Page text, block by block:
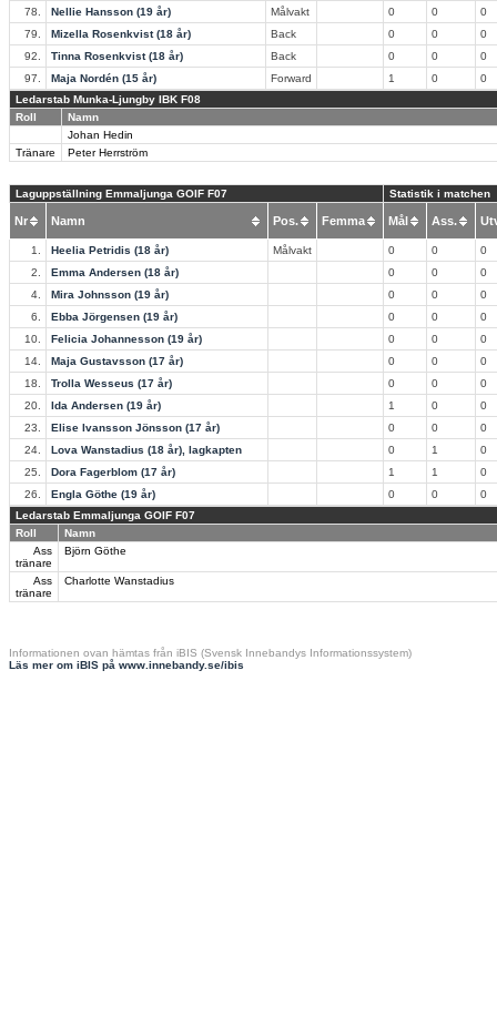
78.
Nellie Hansson (19 år) Målvakt 0 0
0
79.
Mizella Rosenkvist (18 år) Back 0 0
0
92.
Tinna Rosenkvist (18 år) Back 0 0
0
97.
Maja Nordén (15 år) Forward 1 0
0
Ledarstab Munka-Ljungby IBK F08
Roll
Namn
Johan Hedin
Tränare
Peter Herrström
Laguppställning Emmaljunga GOIF F07 Statistik i matchen
Nr Namn Pos. Femma Mål Ass.
1. Heelia Petridis (18 år) Målvakt 0 0
0
2.
Emma Andersen (18 år) 0 0
0
4.
Mira Johnsson (19 år) 0 0
0
6.
Ebba Jörgensen (19 år) 0 0
0
10.
Felicia Johannesson (19 år) 0 0
0
14.
Maja Gustavsson (17 år) 0 0
0
18.
Trolla Wesseus (17 år) 0 0
0
20.
Ida Andersen (19 år) 1 0
0
23.
Elise Ivansson Jönsson (17 år) 0 0
0
24.
Lova Wanstadius (18 år), lagkapten 0 1
0
25.
Dora Fagerblom (17 år) 1 1
0
26.
Engla Göthe (19 år) 0 0
0
Ledarstab Emmaljunga GOIF F07
Roll
Namn
Ass
tränare
Björn Göthe
Ass
tränare
Charlotte Wanstadius
Informationen ovan hämtas från iBIS (Svensk Innebandys Informationssystem)
Läs mer om iBIS på www.innebandy.se/ibis